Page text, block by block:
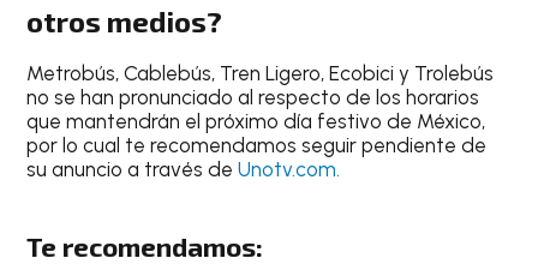
otros medios?
Metrobús, Cablebús, Tren Ligero, Ecobici y Trolebús
no se han pronunciado al respecto de los horarios
que mantendrán el próximo día festivo de México,
por lo cual te recomendamos seguir pendiente de
su anuncio a través deUnotv.com.
Te recomendamos: